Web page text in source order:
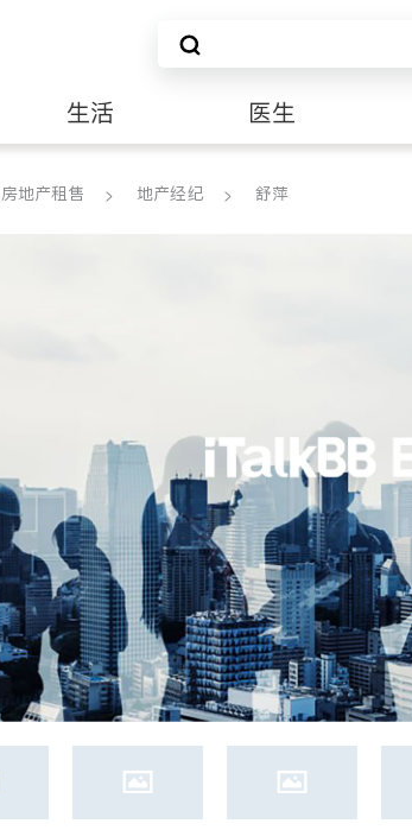
生活 医生
房地产租售 地产经纪 舒萍